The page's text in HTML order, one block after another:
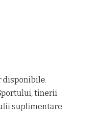
disponibile.
tinerii
suplimentare